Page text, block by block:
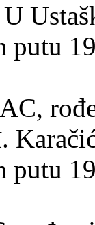
putu
putu